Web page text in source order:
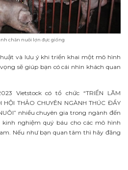
chăn nuôi lợn đực giống
và lưu ý khi triển khai một mô hình
sẽ giúp bạn có cái nhìn khách quan
Vietstock có tổ chức “TRIỂN LÃM
HỘI THẢO CHUYÊN NGÀNH THÚC ĐẨY
nhiều chuyên gia trong ngành đến
nghiệm quý báu cho các mô hình
Nếu như bạn quan tâm thì hãy đăng